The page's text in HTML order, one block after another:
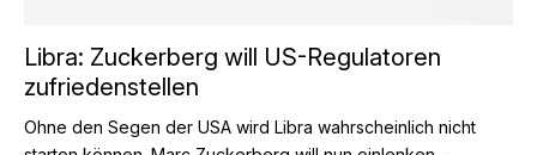
Libra: Zuckerberg will US-Regulatoren
zufriedenstellen
Ohne den Segen der USA wird Libra wahrscheinlich nicht